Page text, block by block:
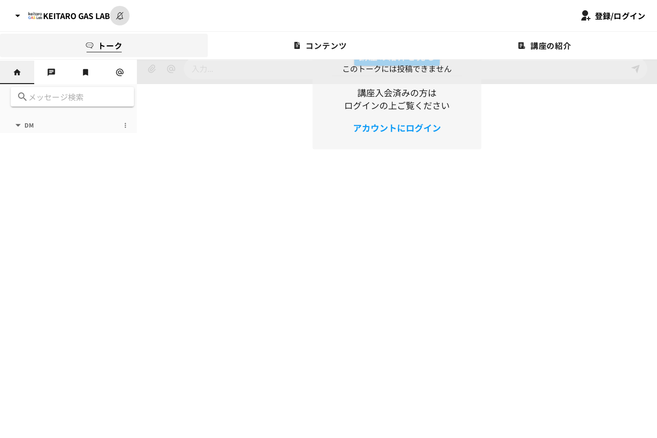
KEITARO GAS LAB 登録/ログイン
トーク コンテンツ 講座の紹介
DM
23｜AIニュース共有 最新のAIニュースや気になる情報を共有する場所です。みんなで情報をキャッチアップしていきましょう。
講座入会済みの方は
ログインの上ご覧ください
アカウントにログイン
このトークには投稿できません